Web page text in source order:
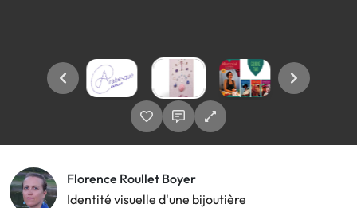
Florence Roullet Boyer
Identité visuelle d'une bijoutière